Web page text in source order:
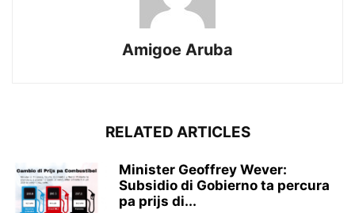
Amigoe Aruba
RELATED ARTICLES
Minister Geoffrey Wever:
Subsidio di Gobierno ta percura
pa prijs di...